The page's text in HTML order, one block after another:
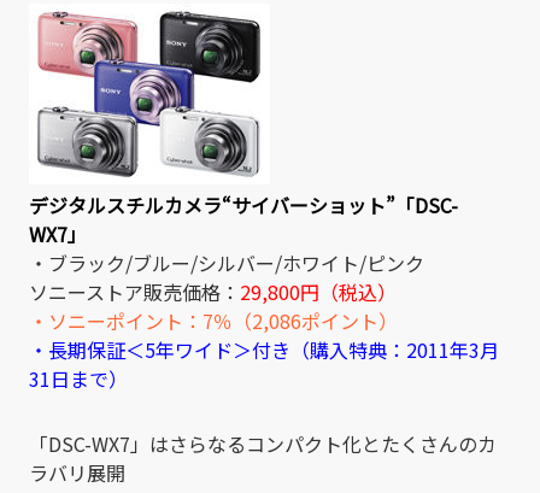
デジタルスチルカメラ“サイバーショット”「DSC-
WX7」
・ブラック/ブルー/シルバー/ホワイト/ピンク
ソニーストア販売価格： 29,800円（税込）
・ソニーポイント：7％（2,086ポイント）
・長期保証＜5年ワイド＞付き（購入特典：2011年3月
31日まで）
「DSC-WX7」はさらなるコンパクト化とたくさんのカ
ラバリ展開